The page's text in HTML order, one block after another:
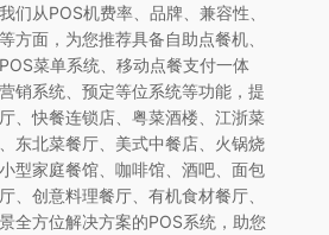
们从POS机费率、品牌、兼容性、
方面，为您推荐具备自助点餐机、
菜单系统、移动点餐支付一体
销系统、预定等位系统等功能，提
、快餐连锁店、粤菜酒楼、江浙菜
东北菜餐厅、美式中餐店、火锅烧
型家庭餐馆、咖啡馆、酒吧、面包
、创意料理餐厅、有机食材餐厅、
全方位解决方案的POS系统，助您